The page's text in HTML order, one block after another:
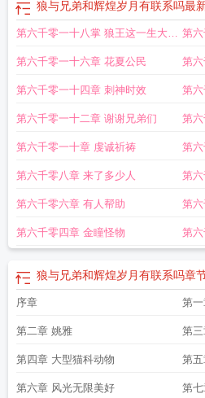
与兄弟王赢
与兄弟灰血到底是谁 狼与兄弟辉煌哥是谁
系吗 纯银耳坠狼与兄弟狼与兄弟凡晓到底死
份狼与兄弟姚雅被毁清白是哪一集在线狼
视频 狼与兄弟和辉煌岁月有联系吗 狼与兄
者狼与兄弟巴蛇死了没 狼与兄弟kujing狼
最新章节全文阅读狼与兄弟txt书本网 狼与
与兄弟凡骁死没死 狼与兄弟各个兄弟最后结
母是谁狼与兄弟所有人结局 狼与兄弟讲的
弟王赢女主角都有谁狼与兄弟下一部书叫什
弟孙琪展的结局
狼与兄弟的下一部叫什么
是谁狼与兄弟孙琪展的投名状 狼与兄弟王
绍狼与兄弟怎么样 狼与兄弟
弟孙琪展的爸爸孙大圣是谁
狼与兄弟李晴
版狼与兄弟全集解说狼与兄弟 纯银耳坠狼
狼与兄弟和辉煌岁月有联系吗最
第六千零一十八掌 狼王这一生大结
局
第
第六千零一十六章 花夏公民 第
第六千零一十四章 刺神时效 第
第六千零一十二章 谢谢兄弟们 第
第六千零一十章 虔诚祈祷 第
第六千零八章 来了多少人 第
第六千零六章 有人帮助 第
第六千零四章 金瞳怪物 第
狼与兄弟和辉煌岁月有联系吗章
序章 第
第二章 姚雅 第
第四章 大型猫科动物 第
第六章 风光无限美好 第